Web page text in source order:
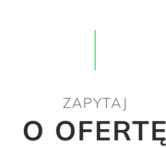
ZAPYTAJ
O OFERTĘ